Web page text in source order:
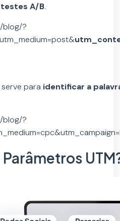
testes A/B.
blog/?
para identificar a
blog/?